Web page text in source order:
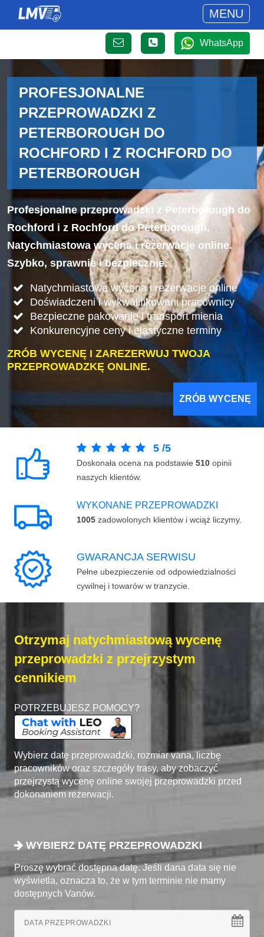
MENU
WhatsApp
PROFESJONALNE
PRZEPROWADZKI Z
PETERBOROUGH DO
ROCHFORD I Z ROCHFORD DO
PETERBOROUGH
Profesjonalne przeprowadzki z Peterborough do
Rochford i z Rochford do Peterborough.
Natychmiastowa wycena i rezerwacje online.
Szybko, sprawnie i bezpiecznie.
Natychmiastowa wycena i rezerwacje online
Doświadczeni i wykwalifikowani pracownicy
Bezpieczne pakowanie i transport mienia
Konkurencyjne ceny i elastyczne terminy
ZRÓB WYCENĘ I ZAREZERWUJ TWOJA
PRZEPROWADZKĘ ONLINE.
ZRÓB WYCENĘ
5 /5
Doskonała ocena na podstawie 510 opinii
naszych klientów.
WYKONANE PRZEPROWADZKI
1005 zadowolonych klientów i wciąż liczymy.
GWARANCJA SERWISU
Pełne ubezpieczenie od odpowiedzialności
cywilnej i towarów w tranzycie.
Otrzymaj natychmiastową wycenę
przeprowadzki z przejrzystym
cennikiem
POTRZEBUJESZ POMOCY?
Wybierz datę przeprowadzki, rozmiar vana, liczbę
pracowników oraz szczegóły trasy, aby zobaczyć
przejrzystą wycenę online swojej przeprowadzki przed
dokonaniem rezerwacji.
WYBIERZ DATĘ PRZEPROWADZKI
Proszę wybrać dostępna datę. Jeśli dana data się nie
wyświetla, oznacza to, że w tym terminie nie mamy
dostępnych Vanów.
DATA PRZEPROWADZKI